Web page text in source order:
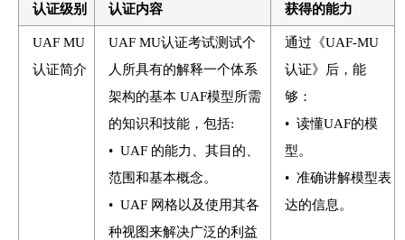
认证级别 认证内容 获得的能力
UAF MU
认证简介
UAF MU认证考试测试个
人所具有的解释一个体系
架构的基本 UAF模型所需
的知识和技能，包括:
• UAF 的能力、其目的、
范围和基本概念。
• UAF 网格以及使用其各
种视图来解决广泛的利益
通过《UAF-MU
认证》后，能
够：
• 读懂UAF的模
型。
• 准确讲解模型表
达的信息。